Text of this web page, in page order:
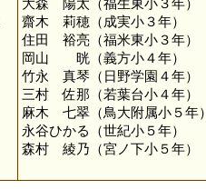
大森 陽太（福生東小３年）
齋木 莉穂（成実小３年）
住田 裕亮（福米東小３年）
岡山 晄（義方小４年）
竹永 真琴（日野学園４年）
三村 佐那（若葉台小４年）
麻木 七翠（鳥大附属小５年）
永谷ひかる（世紀小５年）
森村 綾乃（宮ノ下小５年）